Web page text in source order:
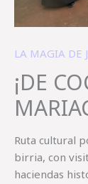
LA MAGIA DE
¡DE
Ruta cultural
birria, con
haciendas